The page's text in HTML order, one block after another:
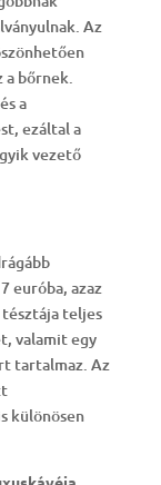
Az
a bőrnek.
a
ezáltal a
vezető
euróba, azaz
teljes
valamit egy
tartalmaz. Az
különösen